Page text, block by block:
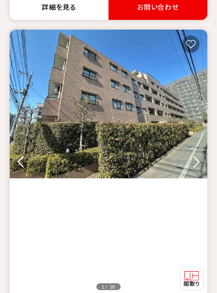
詳細を見る お問い合わせ
1 / 18